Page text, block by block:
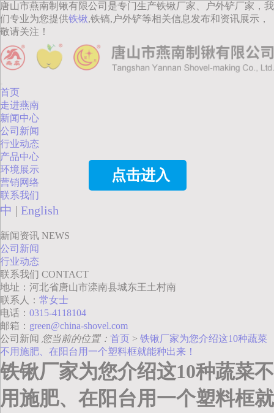
点击进入
唐山市燕南制锹有限公司是专门生产铁锹厂家、户外铲厂家，我
们专业为您提供铁锹,铁镐,户外铲等相关信息发布和资讯展示，
敬请关注！
首页
走进燕南
新闻中心
公司新闻
行业动态
产品中心
环境展示
营销网络
联系我们
中 | English
新闻资讯 NEWS
公司新闻
行业动态
联系我们 CONTACT
地址：河北省唐山市滦南县城东王土村南
联系人： 常女士
电话： 0315-4118104
邮箱： green@china-shovel.com
公司新闻 您当前的位置： 首页 > 铁锹厂家为您介绍这10种蔬菜
不用施肥、在阳台用一个塑料框就能种出来！
铁锹厂家为您介绍这10种蔬菜不
用施肥、在阳台用一个塑料框就